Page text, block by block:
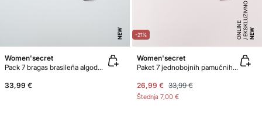
NEW
Women'secret
Pack 7 bragas brasileña algodón estampado B&W
33,99 €
-21% NEW
E
K
S
K
LU
ZI
V
N
O
O
N
LI
N
E
Women'secret
Paket 7 jednobojnih pamučnih čipkastih brazilskih gaćica
26,99 € 33,99 €
Štednja 7,00 €